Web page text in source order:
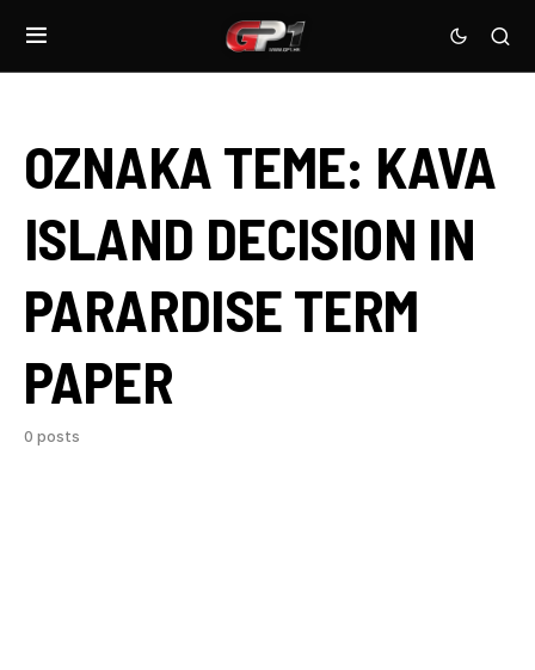
OZNAKA TEME: KAVA
ISLAND DECISION IN
PARARDISE TERM
PAPER
0 posts